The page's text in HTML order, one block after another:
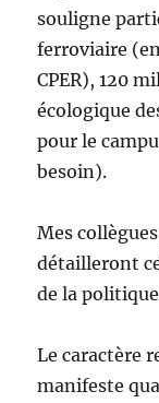
souligne
ferroviaire
CPER), 120
écologique
pour le
besoin).
Mes
détailleront
de la
Le caractère
manifeste